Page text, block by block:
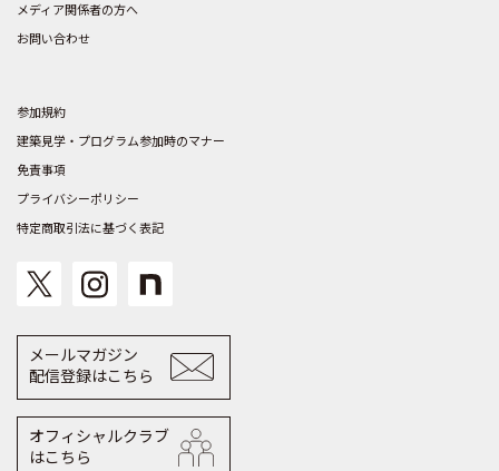
メディア関係者の方へ
お問い合わせ
参加規約
建築見学・プログラム参加時のマナー
免責事項
プライバシーポリシー
特定商取引法に基づく表記
メールマガジン
配信登録はこちら
オフィシャルクラブ
はこちら